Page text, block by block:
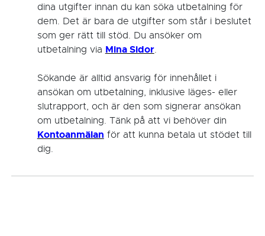
dina utgifter innan du kan söka utbetalning för
dem. Det är bara de utgifter som står i beslutet
som ger rätt till stöd. Du ansöker om
utbetalning via Mina Sidor.
Sökande är alltid ansvarig för innehållet i
ansökan om utbetalning, inklusive läges- eller
slutrapport, och är den som signerar ansökan
om utbetalning. Tänk på att vi behöver din
Kontoanmälan för att kunna betala ut stödet till
dig.